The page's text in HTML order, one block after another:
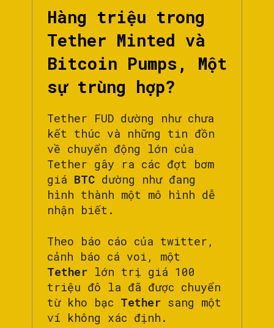
Hàng triệu trong
Tether Minted và
Bitcoin Pumps, Một
sự trùng hợp?
Tether FUD dường như chưa
kết thúc và những tin đồn
về chuyển động lớn của
Tether gây ra các đợt bơm
giá BTC dường như đang
hình thành một mô hình dễ
nhận biết.
Theo báo cáo của twitter,
cảnh báo cá voi, một
Tether lớn trị giá 100
triệu đô la đã được chuyển
từ kho bạc Tether sang một
ví không xác định.